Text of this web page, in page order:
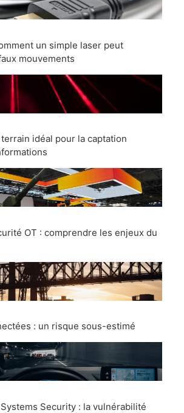
un simple laser peut
mouvements
idéal pour la captation
OT : comprendre les enjeux du
: un risque sous-estimé
Security : la vulnérabilité